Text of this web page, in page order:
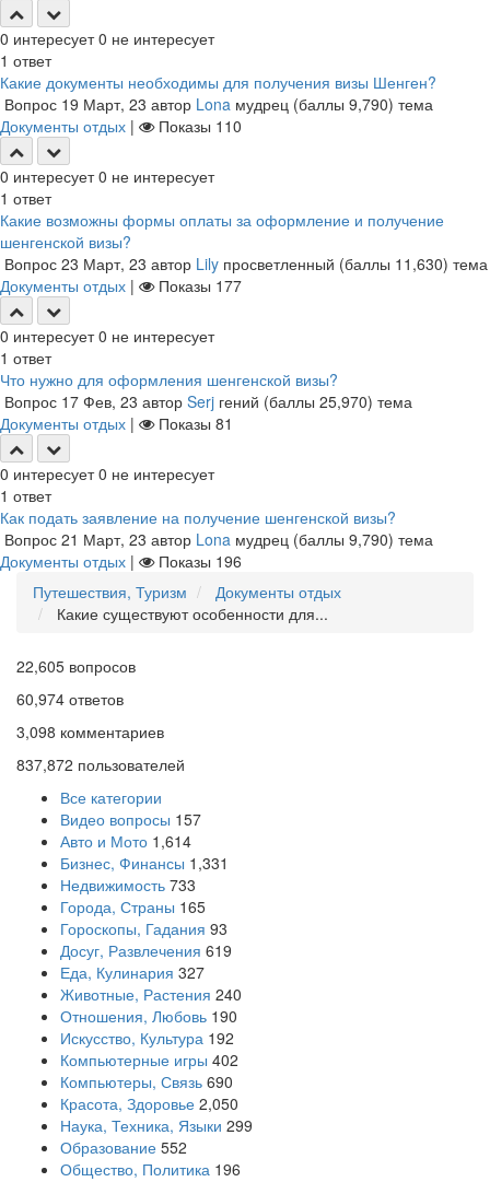
0 интересует 0 не интересует
1 ответ
Какие документы необходимы для получения визы Шенген?
Вопрос 19 Март, 23 автор Lona мудрец (баллы 9,790) тема
Документы отдых | Показы 110
0 интересует 0 не интересует
1 ответ
Какие возможны формы оплаты за оформление и получение
шенгенской визы?
Вопрос 23 Март, 23 автор Lily просветленный (баллы 11,630) тема
Документы отдых | Показы 177
0 интересует 0 не интересует
1 ответ
Что нужно для оформления шенгенской визы?
Вопрос 17 Фев, 23 автор Serj гений (баллы 25,970) тема
Документы отдых | Показы 81
0 интересует 0 не интересует
1 ответ
Как подать заявление на получение шенгенской визы?
Вопрос 21 Март, 23 автор Lona мудрец (баллы 9,790) тема
Документы отдых | Показы 196
Путешествия, Туризм
Документы отдых
Какие существуют особенности для...
22,605 вопросов
60,974 ответов
3,098 комментариев
837,872 пользователей
Все категории
Видео вопросы 157
Авто и Мото 1,614
Бизнес, Финансы 1,331
Недвижимость 733
Города, Страны 165
Гороскопы, Гадания 93
Досуг, Развлечения 619
Еда, Кулинария 327
Животные, Растения 240
Отношения, Любовь 190
Искусство, Культура 192
Компьютерные игры 402
Компьютеры, Связь 690
Красота, Здоровье 2,050
Наука, Техника, Языки 299
Образование 552
Общество, Политика 196